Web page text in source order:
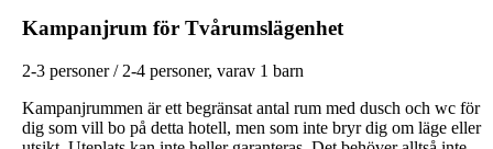
Kampanjrum för Tvårumslägenhet
2-3 personer / 2-4 personer, varav 1 barn
Kampanjrummen är ett begränsat antal rum med dusch och wc för
dig som vill bo på detta hotell, men som inte bryr dig om läge eller